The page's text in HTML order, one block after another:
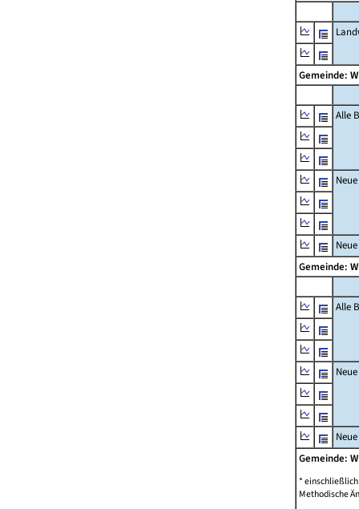
Gemeinde:
Alle
Gemeinde:
Alle
Gemeinde:
*
Methodische